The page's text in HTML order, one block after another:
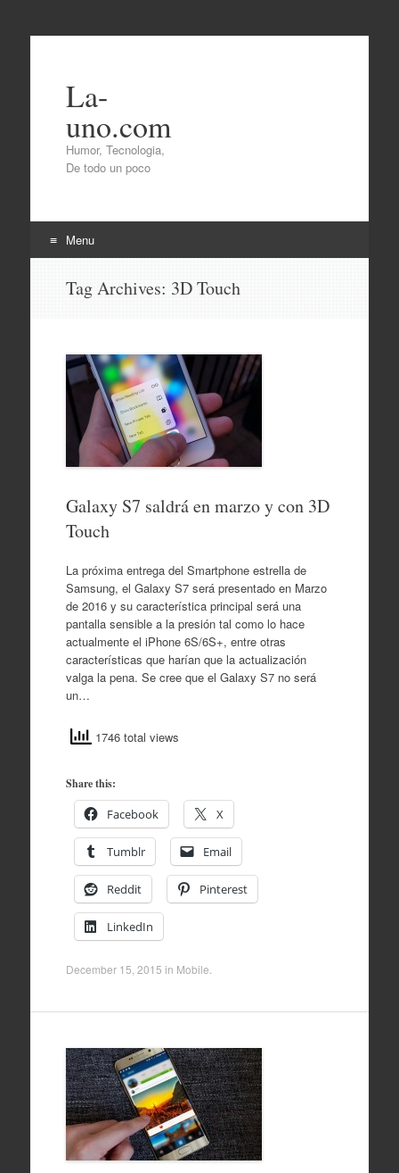
La-
uno.com
Humor, Tecnologia,
De todo un poco
Menu
Tag Archives: 3D Touch
Galaxy S7 saldrá en marzo y con 3D
Touch
La próxima entrega del Smartphone estrella de
Samsung, el Galaxy S7 será presentado en Marzo
de 2016 y su característica principal será una
pantalla sensible a la presión tal como lo hace
actualmente el iPhone 6S/6S+, entre otras
características que harían que la actualización
valga la pena. Se cree que el Galaxy S7 no será
un…
1746 total views
Share this:
Facebook X
Tumblr Email
Reddit Pinterest
LinkedIn
December 15, 2015 in Mobile